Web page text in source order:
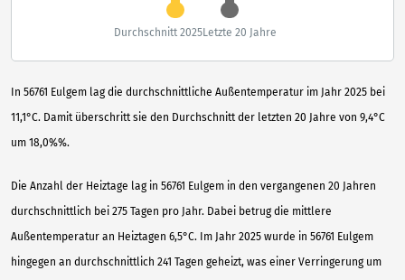
In 56761 Eulgem lag die durchschnittliche Außentemperatur im Jahr 2025 bei
11,1°C. Damit überschritt sie den Durchschnitt der letzten 20 Jahre von 9,4°C
um 18,0%%.
Die Anzahl der Heiztage lag in 56761 Eulgem in den vergangenen 20 Jahren
durchschnittlich bei 275 Tagen pro Jahr. Dabei betrug die mittlere
Außentemperatur an Heiztagen 6,5°C. Im Jahr 2025 wurde in 56761 Eulgem
hingegen an durchschnittlich 241 Tagen geheizt, was einer Verringerung um
Durchschnitt 2025Letzte 20 Jahre